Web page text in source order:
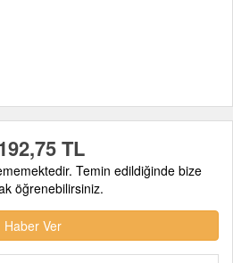
TL
Temin edildiğinde bize
öğrenebilirsiniz.
Haber Ver